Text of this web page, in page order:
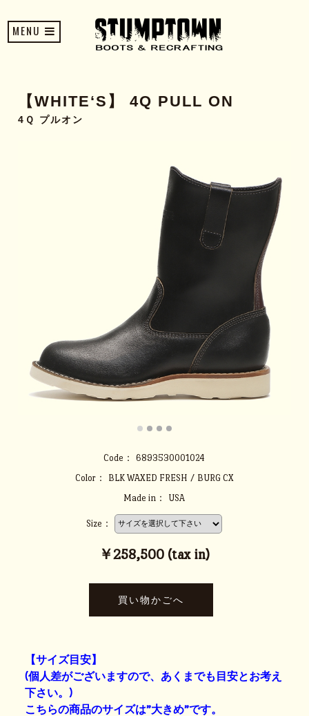
MENU
【WHITE‘S】 4Q PULL ON
4Ｑ プルオン
Code：
6893530001024
Color：
BLK WAXED FRESH / BURG CX
Made in：
USA
Size：
￥258,500 (tax in)
【サイズ目安】
(個人差がございますので、あくまでも目安とお考え
下さい。)
こちらの商品のサイズは”大きめ”です。